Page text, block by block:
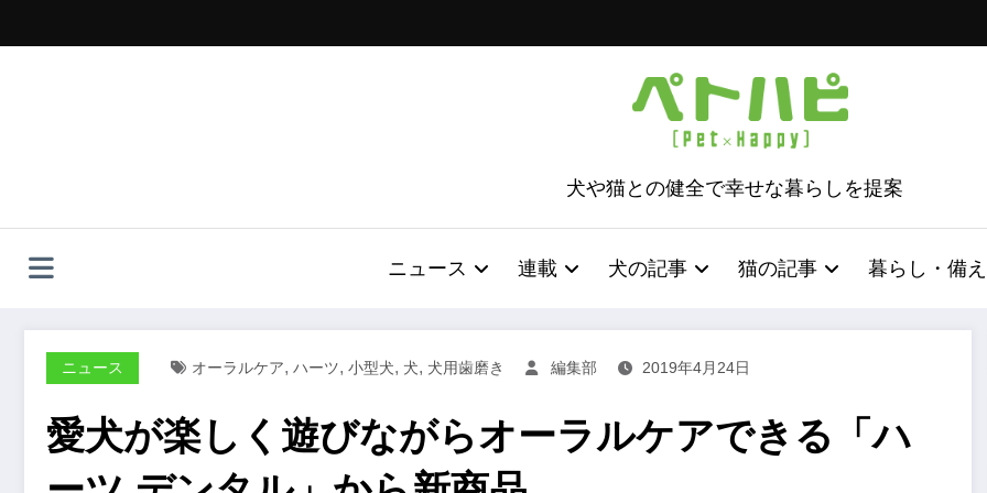
ッ
犬や猫との健全で幸せな暮らしを提案
ニュース 連載 犬の記事 猫の記事 暮らし・備え
ニュース オーラルケア, ハーツ, 小型犬, 犬, 犬用歯磨き 編集部 2019年4月24日
愛犬が楽しく遊びながらオーラルケアできる「ハ